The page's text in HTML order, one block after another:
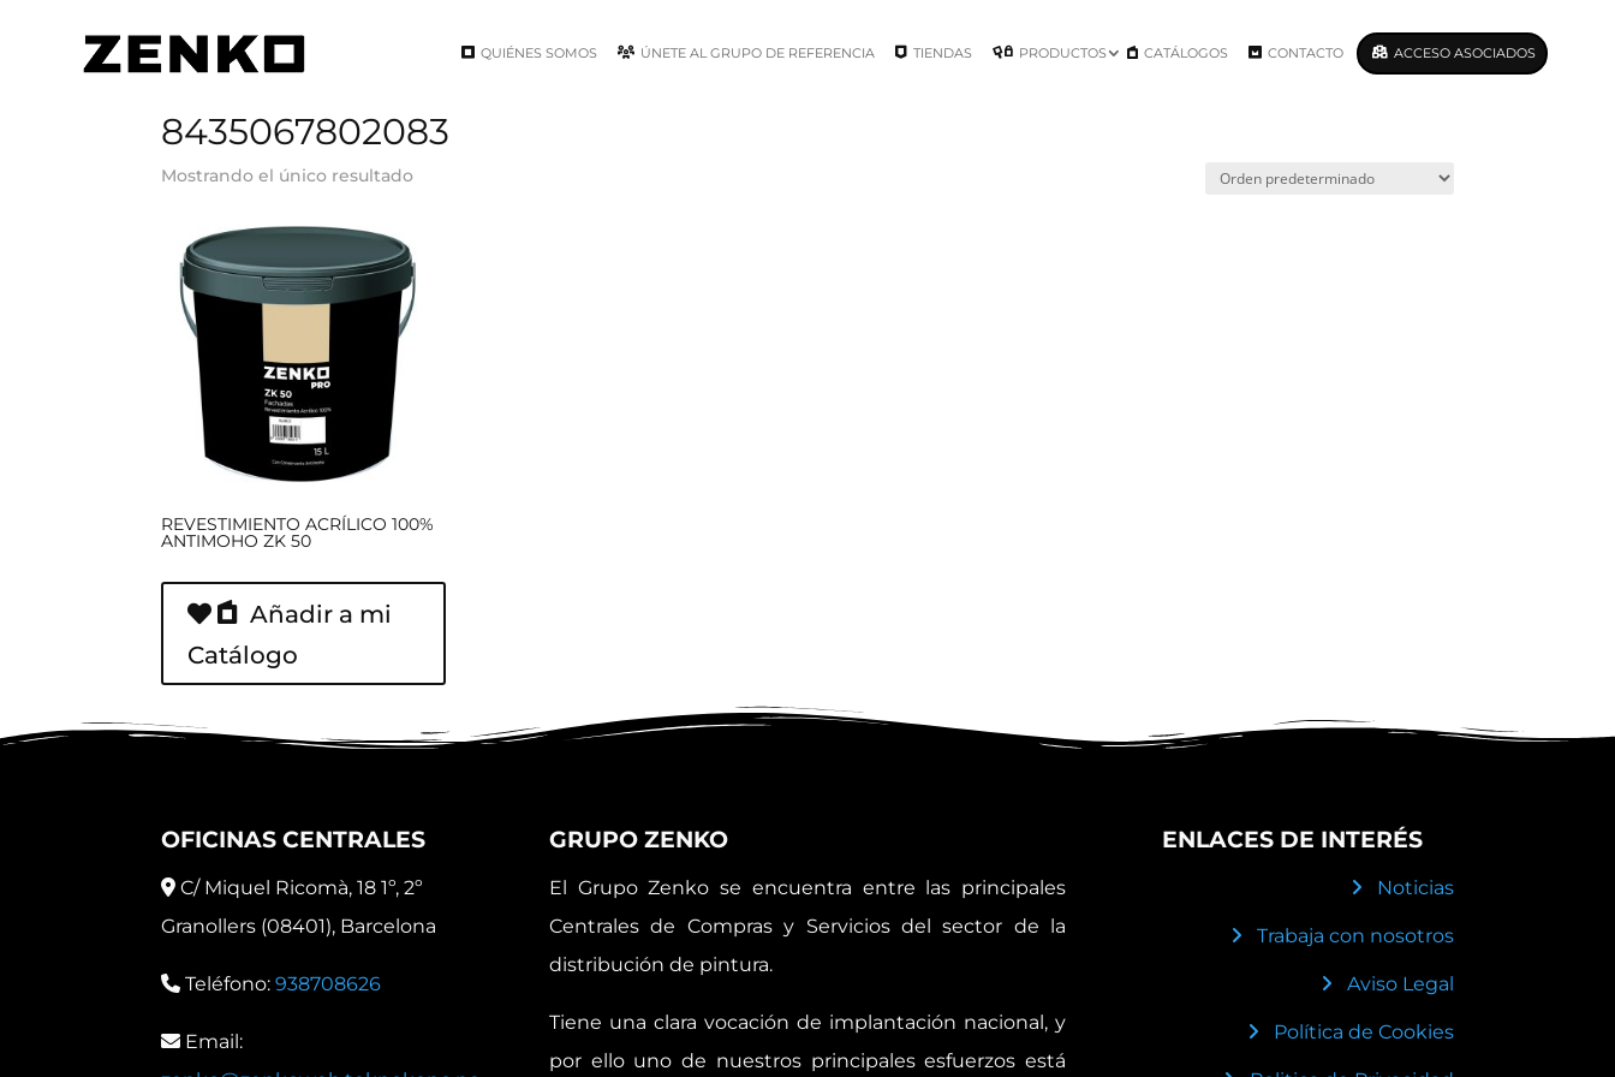
QUIÉNES SOMOS ÚNETE AL GRUPO DE REFERENCIA TIENDAS PRODUCTOS CATÁLOGOS CONTACTO ACCESO ASOCIADOS
8435067802083
Mostrando el único resultado
REVESTIMIENTO ACRÍLICO 100%
ANTIMOHO ZK 50
Añadir a mi
Catálogo
OFICINAS CENTRALES
C/ Miquel Ricomà, 18 1º, 2º
Granollers (08401), Barcelona
Teléfono: 938708626
Email:
GRUPO ZENKO
El Grupo Zenko se encuentra entre las principales
Centrales de Compras y Servicios del sector de la
distribución de pintura.
Tiene una clara vocación de implantación nacional, y
por ello uno de nuestros principales esfuerzos está
ENLACES DE INTERÉS
Noticias
Trabaja con nosotros
Aviso Legal
Política de Cookies